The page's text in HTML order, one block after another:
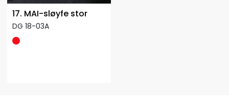
17. MAI-sløyfe stor
DG 18-03A